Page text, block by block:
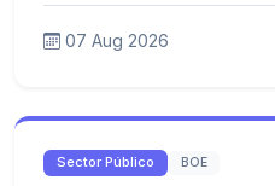
07 Aug 2026
Sector Público BOE